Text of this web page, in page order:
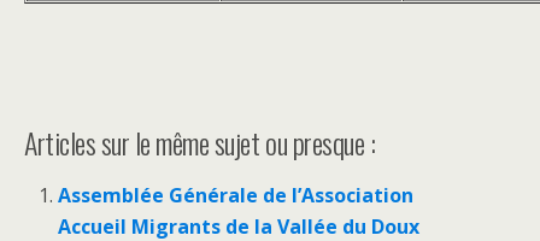
Articles sur le même sujet ou presque :
Assemblée Générale de l’Association
Accueil Migrants de la Vallée du Doux